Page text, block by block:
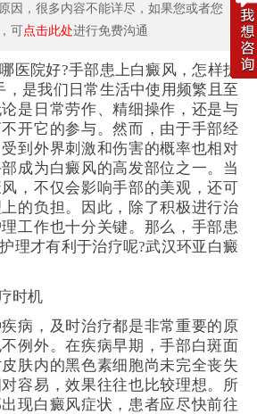
因，很多内容不能详尽，如果您或者您
可点击此处进行免费沟通
院好?手部患上白癜风，怎样护
，是我们日常生活中使用频繁且至
是日常劳作、精细操作，还是与
开它的参与。然而，由于手部经
到外界刺激和伤害的概率也相对
成为白癜风的高发部位之一。当
，不仅会影响手部的美观，还可
的负担。因此，除了积极进行治
工作也十分关键。那么，手部患
理才有利于治疗呢?武汉环亚白癜
时机
，及时治疗都是非常重要的原
例外。在疾病早期，手部白斑面
肤内的黑色素细胞尚未完全丧失
容易，效果往往也比较理想。所
现白癜风症状，患者应尽快前往